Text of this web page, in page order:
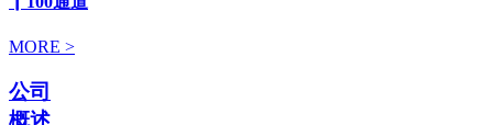
MORE >
公司
概述